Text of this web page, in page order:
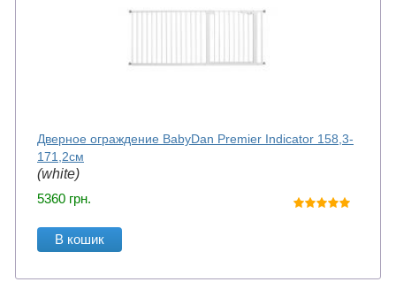
Дверное ограждение BabyDan Premier Indicator 158,3-
171,2см
(white)
5360 грн.
В кошик